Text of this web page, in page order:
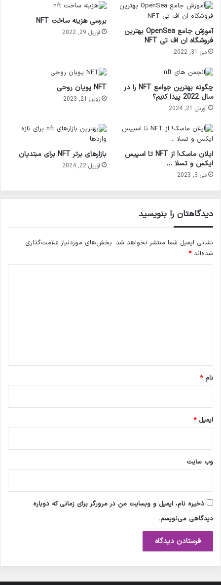
آموزش جامع OpenSea بهترین
فروشگاه ان اف تی NFT
می 31, 2022
بررسی هزینه ساخت NFT
آوریل 29, 2022
چگونه بهترین جوامع NFT را در
سال 2022 پیدا کنیم؟
آوریل 21, 2024
NFT پویان روحی
ژوئن 21, 2023
ایلان ماسک! از NFT تا اسپیس
ایکس و تسلا …
می 3, 2023
بازارهای برتر NFT برای مبتدیان
آوریل 22, 2024
دیدگاهتان را بنویسید
نشانی ایمیل شما منتشر نخواهد شد. بخش‌های موردنیاز علامت‌گذاری
شده‌اند*
نام*
ایمیل*
وب‌ سایت
ذخیره نام، ایمیل و وبسایت من در مرورگر برای زمانی که دوباره
دیدگاهی می‌نویسم.